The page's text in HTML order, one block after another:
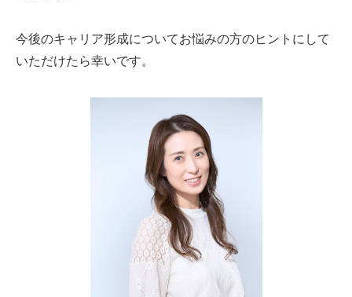
今後のキャリア形成についてお悩みの方のヒントにして
いただけたら幸いです。